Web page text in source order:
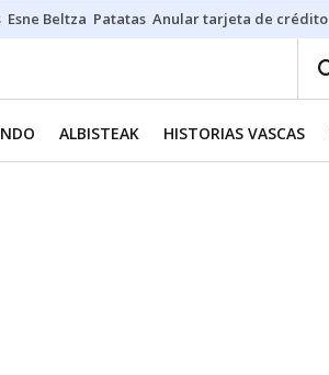
Esne Beltza Patatas Anular tarjeta de crédito
ALBISTEAK HISTORIAS VASCAS